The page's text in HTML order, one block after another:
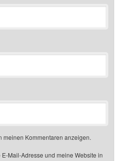
meinen Kommentaren anzeigen.
Mail-Adresse und meine Website in